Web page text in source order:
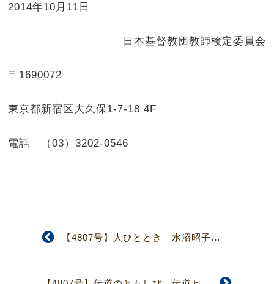
2014年10月11日
日本基督教団教師検定委員会
〒1690072
東京都新宿区大久保1-7-18 4F
電話 （03）3202-0546
【4807号】人ひととき 水沼昭子さん 神の風に身をゆだねて